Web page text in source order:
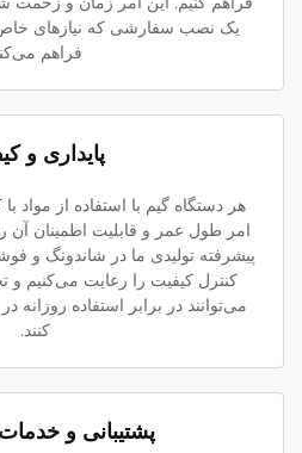
یک نصب سفارشی که نیازهای خاص
فراهم
پایداری و
هر دستگاه گیم با استفاده از مواد
امر طول عمر و قابلیت اطمینان آن
پیشرفته تولیدی ما در شاندونگ و
کنترل کیفیت را رعایت می‌کنیم و
می‌توانند در برابر استفاده
کنند.
پشتیبانی و